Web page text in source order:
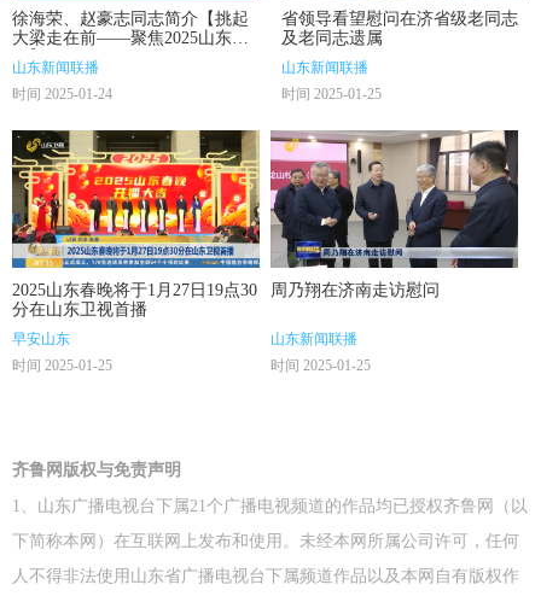
徐海荣、赵豪志同志简介【挑起
大梁走在前——聚焦2025山东两
会】
山东新闻联播
时间 2025-01-24
省领导看望慰问在济省级老同志
及老同志遗属
山东新闻联播
时间 2025-01-25
2025山东春晚将于1月27日19点30
分在山东卫视首播
早安山东
时间 2025-01-25
周乃翔在济南走访慰问
山东新闻联播
时间 2025-01-25
齐鲁网版权与免责声明
1、山东广播电视台下属21个广播电视频道的作品均已授权齐鲁网（以
下简称本网）在互联网上发布和使用。未经本网所属公司许可，任何
人不得非法使用山东省广播电视台下属频道作品以及本网自有版权作